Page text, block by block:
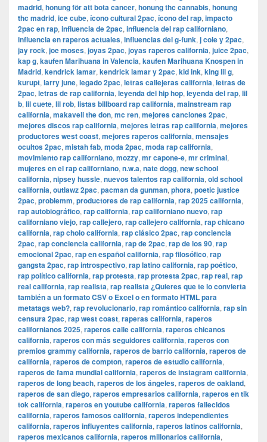
madrid, honung för att bota cancer, honung thc cannabis, honung
thc madrid, ice cube, ícono cultural 2pac, ícono del rap, impacto
2pac en rap, influencia de 2pac, influencia del rap californiano,
influencia en raperos actuales, influencias del g-funk, j cole y 2pac,
jay rock, joe moses, joyas 2pac, joyas raperos california, juice 2pac,
kap g, kaufen Marihuana in Valencia, kaufen Marihuana Knospen in
Madrid, kendrick lamar, kendrick lamar y 2pac, kid ink, king lil g,
kurupt, larry june, legado 2pac, letras callejeras california, letras de
2pac, letras de rap california, leyenda del hip hop, leyenda del rap, lil
b, lil cuete, lil rob, listas billboard rap california, mainstream rap
california, makaveli the don, mc ren, mejores canciones 2pac,
mejores discos rap california, mejores letras rap california, mejores
productores west coast, mejores raperos california, mensajes
ocultos 2pac, mistah fab, moda 2pac, moda rap california,
movimiento rap californiano, mozzy, mr capone-e, mr criminal,
mujeres en el rap californiano, n.w.a, nate dogg, new school
california, nipsey hussle, nuevos talentos rap california, old school
california, outlawz 2pac, pacman da gunman, phora, poetic justice
2pac, problemm, productores de rap california, rap 2025 california,
rap autobiográfico, rap california, rap californiano nuevo, rap
californiano viejo, rap callejero, rap callejero california, rap chicano
california, rap cholo california, rap clásico 2pac, rap conciencia
2pac, rap conciencia california, rap de 2pac, rap de los 90, rap
emocional 2pac, rap en español california, rap filosófico, rap
gangsta 2pac, rap introspectivo, rap latino california, rap poético,
rap político california, rap protesta, rap protesta 2pac, rap real, rap
real california, rap realista, rap realista ¿Quieres que te lo convierta
también a un formato CSV o Excel o en formato HTML para
metatags web?, rap revolucionario, rap romántico california, rap sin
censura 2pac, rap west coast, raperas california, raperos
californianos 2025, raperos calle california, raperos chicanos
california, raperos con más seguidores california, raperos con
premios grammy california, raperos de barrio california, raperos de
california, raperos de compton, raperos de estudio california,
raperos de fama mundial california, raperos de instagram california,
raperos de long beach, raperos de los ángeles, raperos de oakland,
raperos de san diego, raperos empresarios california, raperos en tik
tok california, raperos en youtube california, raperos fallecidos
california, raperos famosos california, raperos independientes
california, raperos influyentes california, raperos latinos california,
raperos mexicanos california, raperos millonarios california,